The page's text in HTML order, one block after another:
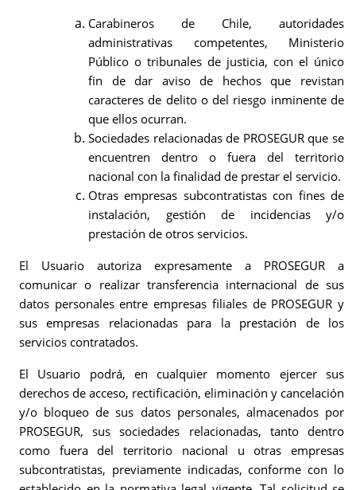
Carabineros de Chile, autoridades
administrativas competentes, Ministerio
Público o tribunales de justicia, con el único
fin de dar aviso de hechos que revistan
caracteres de delito o del riesgo inminente de
que ellos ocurran.
Sociedades relacionadas de PROSEGUR que se
encuentren dentro o fuera del territorio
nacional con la finalidad de prestar el servicio.
Otras empresas subcontratistas con fines de
instalación, gestión de incidencias y/o
prestación de otros servicios.
El Usuario autoriza expresamente a PROSEGUR a
comunicar o realizar transferencia internacional de sus
datos personales entre empresas filiales de PROSEGUR y
sus empresas relacionadas para la prestación de los
servicios contratados.
El Usuario podrá, en cualquier momento ejercer sus
derechos de acceso, rectificación, eliminación y cancelación
y/o bloqueo de sus datos personales, almacenados por
PROSEGUR, sus sociedades relacionadas, tanto dentro
como fuera del territorio nacional u otras empresas
subcontratistas, previamente indicadas, conforme con lo